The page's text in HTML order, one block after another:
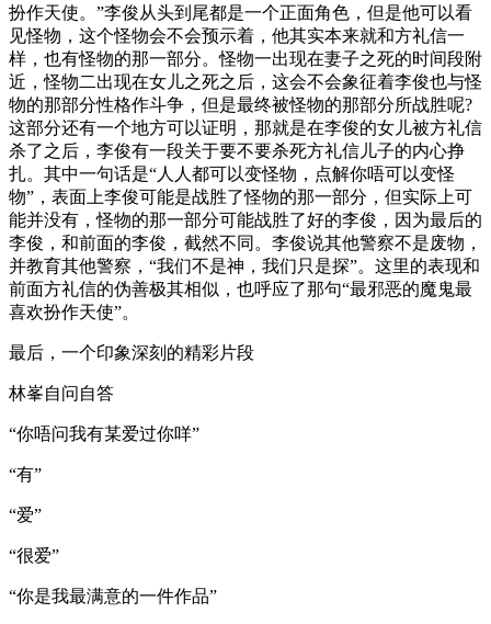
扮作天使。”李俊从头到尾都是一个正面角色，但是他可以看
见怪物，这个怪物会不会预示着，他其实本来就和方礼信一
样，也有怪物的那一部分。怪物一出现在妻子之死的时间段附
近，怪物二出现在女儿之死之后，这会不会象征着李俊也与怪
物的那部分性格作斗争，但是最终被怪物的那部分所战胜呢?
这部分还有一个地方可以证明，那就是在李俊的女儿被方礼信
杀了之后，李俊有一段关于要不要杀死方礼信儿子的内心挣
扎。其中一句话是“人人都可以变怪物，点解你唔可以变怪
物”，表面上李俊可能是战胜了怪物的那一部分，但实际上可
能并没有，怪物的那一部分可能战胜了好的李俊，因为最后的
李俊，和前面的李俊，截然不同。李俊说其他警察不是废物，
并教育其他警察，“我们不是神，我们只是探”。这里的表现和
前面方礼信的伪善极其相似，也呼应了那句“最邪恶的魔鬼最
喜欢扮作天使”。
最后，一个印象深刻的精彩片段
林峯自问自答
“你唔问我有某爱过你咩”
“有”
“爱”
“很爱”
“你是我最满意的一件作品”